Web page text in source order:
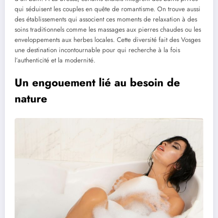
qui séduisent les couples en quête de romantisme. On trouve aussi
des établissements qui associent ces moments de relaxation à des
soins traditionnels comme les massages aux pierres chaudes ou les
enveloppements aux herbes locales. Cette diversité fait des Vosges
une destination incontournable pour qui recherche à la fois
l’authenticité et la modernité.
Un engouement lié au besoin de
nature